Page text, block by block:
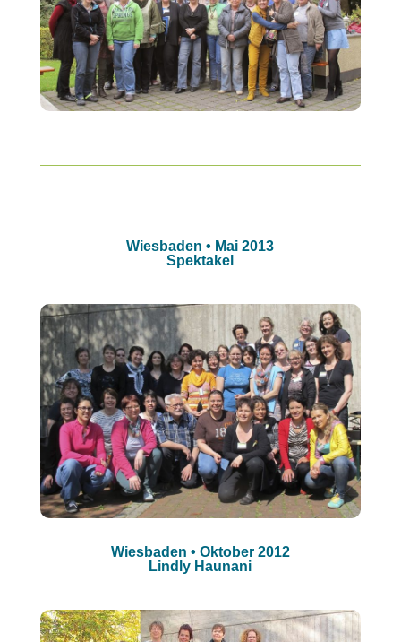
Wiesbaden • Mai 2013
Spektakel
Wiesbaden • Oktober 2012
Lindly Haunani